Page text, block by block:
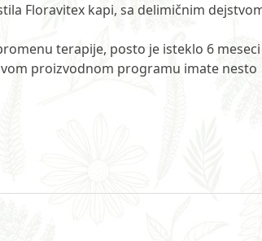
Floravitex kapi, sa delimičnim
terapije, posto je isteklo 6 meseci
proizvodnom programu imate nesto